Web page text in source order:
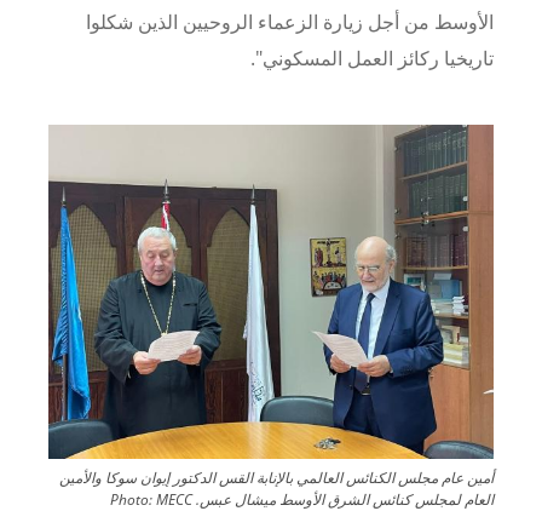
الأوسط من أجل زيارة الزعماء الروحيين الذين شكلوا
تاريخيا ركائز العمل المسكوني".
Image
أمين عام مجلس الكنائس العالمي بالإنابة القس الدكتور إيوان سوكا والأمين
العام لمجلس كنائس الشرق الأوسط ميشال عبس.
Photo:MECC